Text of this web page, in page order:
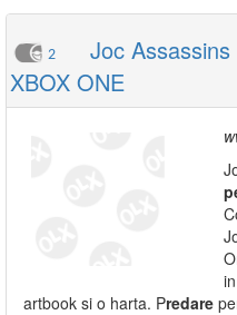
2
Joc
XBOX ONE
artbook si o harta. Predare